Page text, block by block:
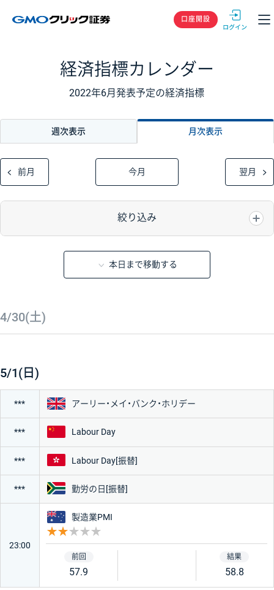
GMOクリック
口座開設
経済指標カレンダー
2022年6月発表予定の経済指標
週次表示 月次表示
前月 今月 翌月
絞り込み
重要度
アメリカ
ユーロ ドイツ
フランス イギリス
本日まで移動する
4/30(土)
5/1(日)
*** イギリス
アーリー・メイ・バンク・ホリデー
*** 中国
Labour Day
*** 香港
Labour Day[振替]
*** 南アフリカ
勤労の日[振替]
23:00
オーストラリア
製造業PMI
57.9 58.8